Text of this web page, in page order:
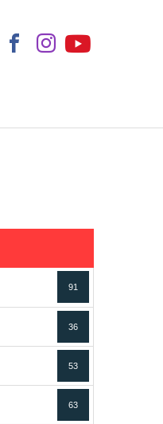
91
36
53
63